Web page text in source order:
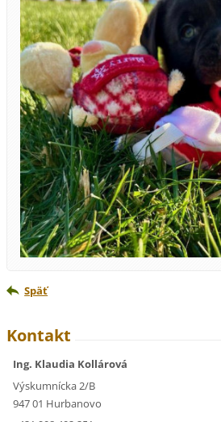
Späť
Kontakt
Ing. Klaudia Kollárová
Výskumnícka 2/B
947 01 Hurbanovo